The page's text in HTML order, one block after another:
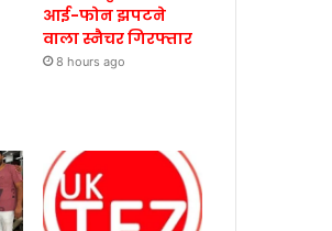
आई-फोन झपटने
वाला स्नैचर गिरफ्तार
8 hours ago